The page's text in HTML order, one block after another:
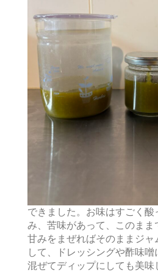
できました。お味はすごく酸
み、苦味があって、このまま
甘みをまぜればそのままジャ
して、ドレッシングや酢味噌
混ぜてディップにしても美味